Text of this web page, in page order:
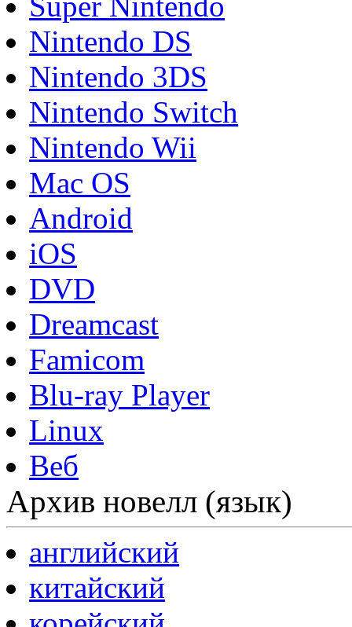
Nintendo DS
Nintendo 3DS
Nintendo Switch
Nintendo Wii
Mac OS
Android
iOS
DVD
Dreamcast
Famicom
Blu-ray Player
Linux
Веб
Архив новелл (язык)
английский
китайский